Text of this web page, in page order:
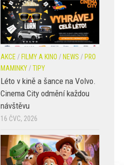
AKCE / FILMY A KINO / NEWS / PRO
MAMINKY /TIPY
Léto v kině a šance na Volvo.
Cinema City odmění každou
návštěvu
16 ČVC, 2026